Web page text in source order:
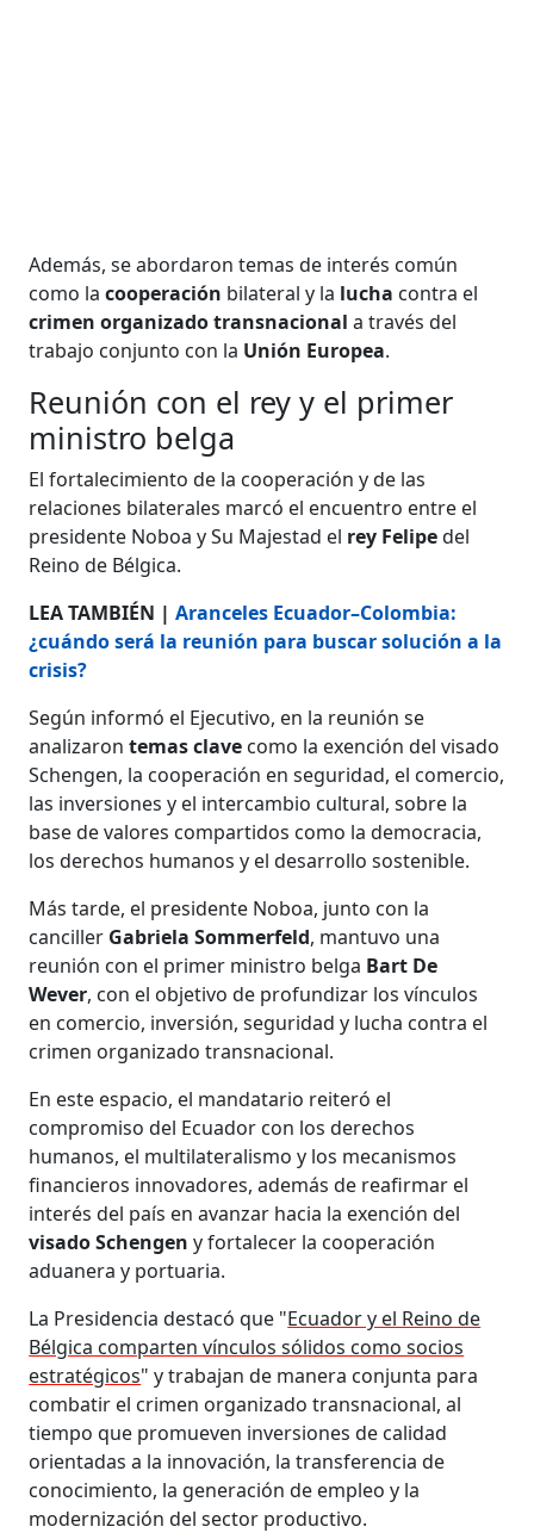
Además, se abordaron temas de interés común
como lacooperación bilateral y la lucha contra el
crimen organizado transnacional a través del
trabajo conjunto con la Unión Europea.
Reunión con el rey y el primer
ministro belga
El fortalecimiento de la cooperación y de las
relaciones bilaterales marcó el encuentro entre el
presidente Noboa y Su Majestad el rey Felipedel
Reino de Bélgica.
LEA TAMBIÉN |Aranceles Ecuador–Colombia:
¿cuándo será la reunión para buscar solución a la
crisis?
Según informó el Ejecutivo, en la reunión se
analizarontemas clave como la exención del visado
Schengen, la cooperación en seguridad, el comercio,
las inversiones y el intercambio cultural, sobre la
base de valores compartidos como la democracia,
los derechos humanos y el desarrollo sostenible.
Más tarde, el presidente Noboa, junto con la
canciller Gabriela Sommerfeld, mantuvo una
reunión con el primer ministro belga Bart De
Wever, con el objetivo de profundizar los vínculos
en comercio, inversión, seguridad y lucha contra el
crimen organizado transnacional.
En este espacio, el mandatario reiteró el
compromiso del Ecuador con los derechos
humanos, el multilateralismo y los mecanismos
financieros innovadores, además de reafirmar el
interés del país en avanzar hacia la exención del
visado Schengen y fortalecer la cooperación
aduanera y portuaria.
La Presidencia destacó que "Ecuador y el Reino de
Bélgica comparten vínculos sólidos como socios
estratégicos" y trabajan de manera conjunta para
combatir el crimen organizado transnacional, al
tiempo que promueven inversiones de calidad
orientadas a la innovación, la transferencia de
conocimiento, la generación de empleo y la
modernización del sector productivo.